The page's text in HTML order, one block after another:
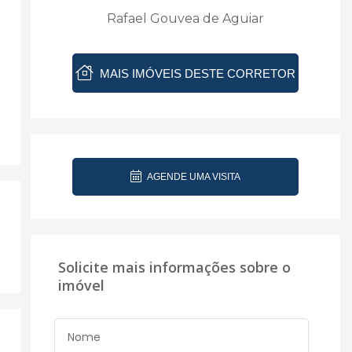
Rafael Gouvea de Aguiar
MAIS IMÓVEIS DESTE CORRETOR
AGENDE UMA VISITA
Solicite mais informações sobre o
imóvel